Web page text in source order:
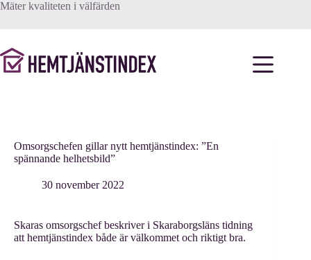
Hoppa
Mäter kvaliteten i välfärden
Omsorgschefen gillar nytt hemtjänstindex: ”En
spännande helhetsbild”
30 november 2022
Skaras omsorgschef beskriver i Skaraborgsläns tidning
att hemtjänstindex både är välkommet och riktigt bra.